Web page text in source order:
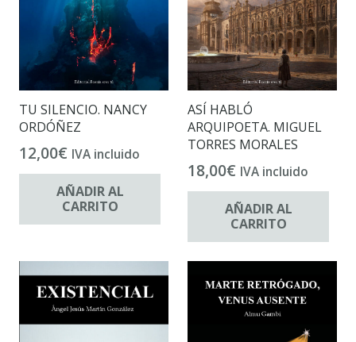
TU SILENCIO. NANCY
ORDÓÑEZ
12,00€ IVA incluido
AÑADIR AL
CARRITO
ASÍ HABLÓ
ARQUIPOETA. MIGUEL
TORRES MORALES
18,00€ IVA incluido
AÑADIR AL
CARRITO